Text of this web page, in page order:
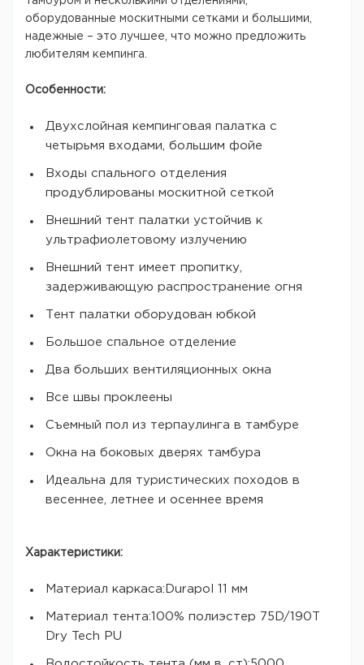
оборудованные москитными сетками и большими,
надежные – это лучшее, что можно предложить
любителям кемпинга.
Особенности:
Двухслойная кемпинговая палатка с
четырьмя входами, большим фойе
Входы спального отделения
продублированы москитной сеткой
Внешний тент палатки устойчив к
ультрафиолетовому излучению
Внешний тент имеет пропитку,
задерживающую распространение огня
Тент палатки оборудован юбкой
Большое спальное отделение
Два больших вентиляционных окна
Все швы проклеены
Съемный пол из терпаулинга в тамбуре
Окна на боковых дверях тамбура
Идеальна для туристических походов в
весеннее, летнее и осеннее время
Характеристики:
Материал каркаса:Durapol 11 мм
Материал тента:100% полиэстер 75D/190T
Dry Tech PU